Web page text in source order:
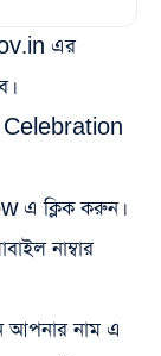
এর
এ ক্লিক করুন।
নাম্বার
আপনার নাম এ